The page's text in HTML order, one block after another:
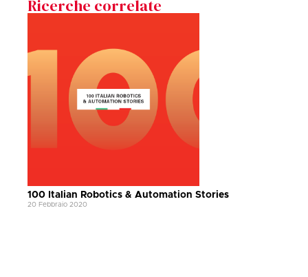
Ricerche correlate
100 Italian Robotics & Automation Stories
20 Febbraio 2020